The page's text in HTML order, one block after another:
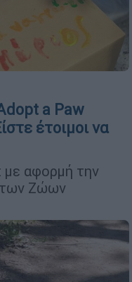
a Paw
έτοιμοι να
αφορμή την
Ζώων